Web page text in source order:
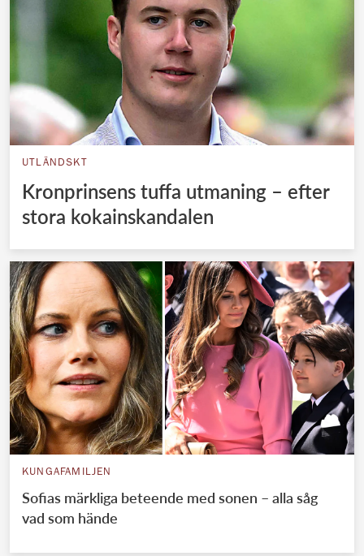
UTLÄNDSKT
Kronprinsens tuffa utmaning – efter
stora kokainskandalen
KUNGAFAMILJEN
Sofias märkliga beteende med sonen – alla såg
vad som hände